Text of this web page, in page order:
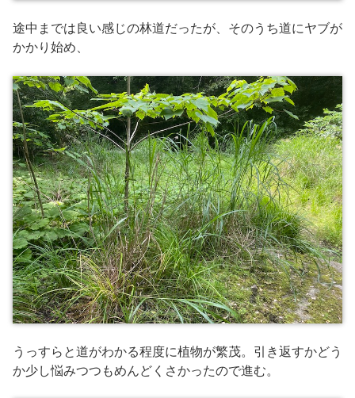
途中までは良い感じの林道だったが、そのうち道にヤブが
かかり始め、
うっすらと道がわかる程度に植物が繁茂。引き返すかどう
か少し悩みつつもめんどくさかったので進む。